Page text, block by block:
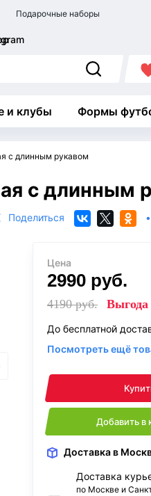
Подарочные наборы
и клубы Формы
с длинным рукавом
с длинным
Поделиться
Цена
2990 руб.
4190руб. Выгода
До бесплатной
Посмотреть ещё
Добавить в
Доставка в
Доставка
по Москве и